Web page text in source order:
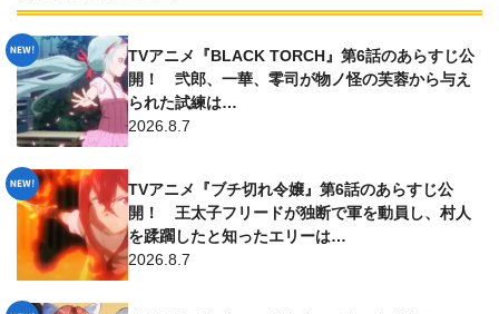
TVアニメ『BLACK TORCH』第6話のあらすじ公
開！ 弐郎、一華、零司が物ノ怪の芙蓉から与え
られた試練は…
2026.8.7
TVアニメ『ブチ切れ令嬢』第6話のあらすじ公
開！ 王太子フリードが独断で軍を動員し、村人
を蹂躙したと知ったエリーは…
2026.8.7